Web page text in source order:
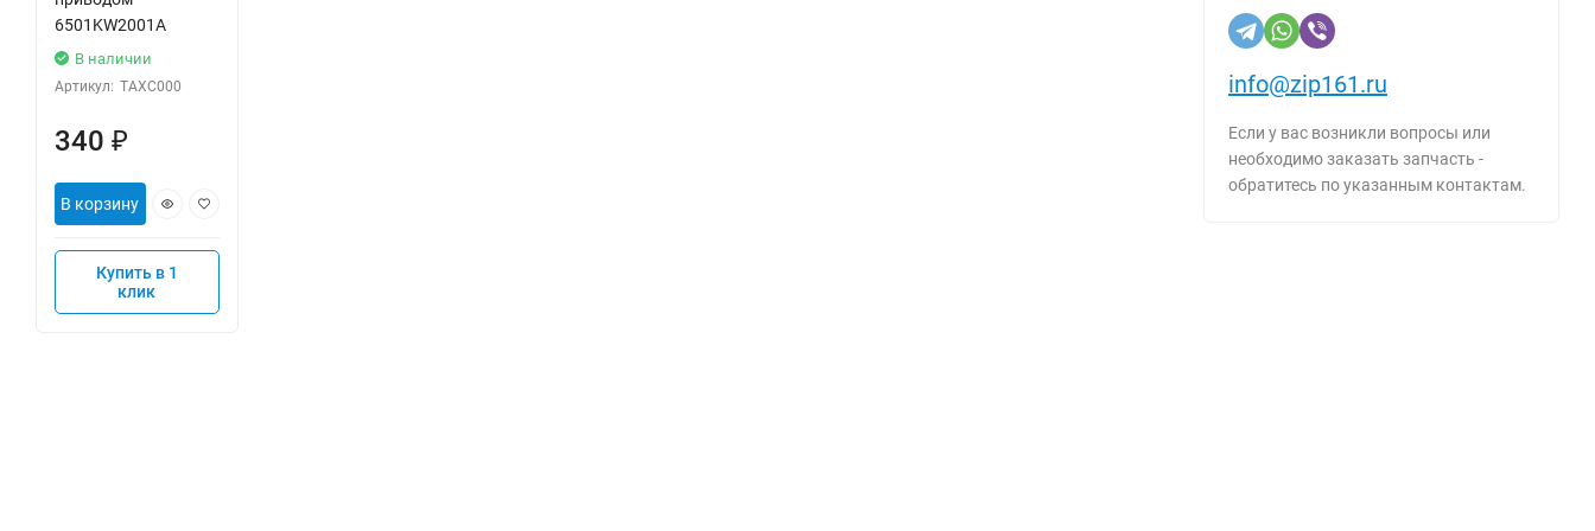
6501KW2001A
В наличии
Артикул: ТАХС000
340 ₽
В корзину
Купить в 1
клик
info@zip161.ru
Если у вас возникли вопросы или
необходимо заказать запчасть -
обратитесь по указанным контактам.